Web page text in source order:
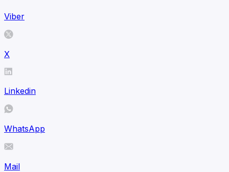
Viber
X
Linkedin
WhatsApp
Mail